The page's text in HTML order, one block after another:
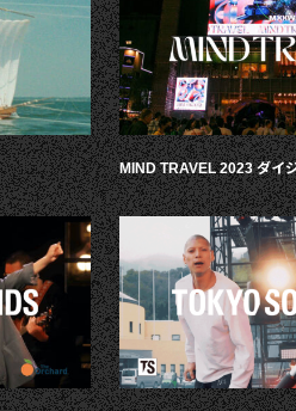
MIND TRAVEL 2023 ダイ